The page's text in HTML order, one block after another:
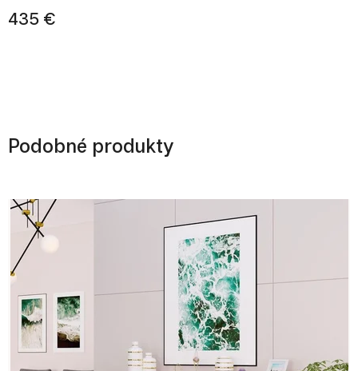
435 €
Podobné produkty